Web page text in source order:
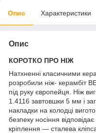
Опис Характеристики
Опис
КОРОТКО ПРО НIЖ
Натхненні класичними
розробили ніж- керамбіт
під руку європейця. Ніж
1.4116 завтовшки 5 мм і
накладки на колодці
безпеку носіння
кріплення — сталева